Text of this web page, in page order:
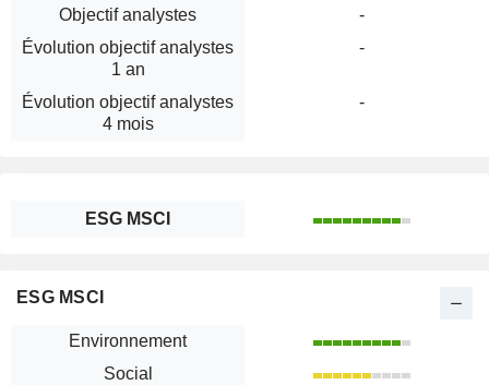
Objectif analystes
-
Évolution objectif analystes
1 an
-
Évolution objectif analystes
4 mois
-
ESG MSCI
ESG MSCI
Environnement
Social